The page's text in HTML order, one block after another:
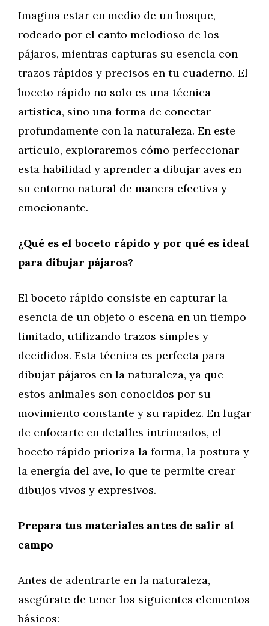
Imagina estar en medio de un bosque,
rodeado por el canto melodioso de los
pájaros, mientras capturas su esencia con
trazos rápidos y precisos en tu cuaderno. El
boceto rápido no solo es una técnica
artística, sino una forma de conectar
profundamente con la naturaleza. En este
artículo, exploraremos cómo perfeccionar
esta habilidad y aprender a dibujar aves en
su entorno natural de manera efectiva y
emocionante.
¿Qué es el boceto rápido y por qué es ideal
para dibujar pájaros?
El boceto rápido consiste en capturar la
esencia de un objeto o escena en un tiempo
limitado, utilizando trazos simples y
decididos. Esta técnica es perfecta para
dibujar pájaros en la naturaleza, ya que
estos animales son conocidos por su
movimiento constante y su rapidez. En lugar
de enfocarte en detalles intrincados, el
boceto rápido prioriza la forma, la postura y
la energía del ave, lo que te permite crear
dibujos vivos y expresivos.
Prepara tus materiales antes de salir al
campo
Antes de adentrarte en la naturaleza,
asegúrate de tener los siguientes elementos
básicos: